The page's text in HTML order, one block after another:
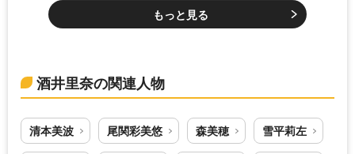
もっと見る
酒井里奈の関連人物
清本美波 尾関彩美悠 森美穂 雪平莉左